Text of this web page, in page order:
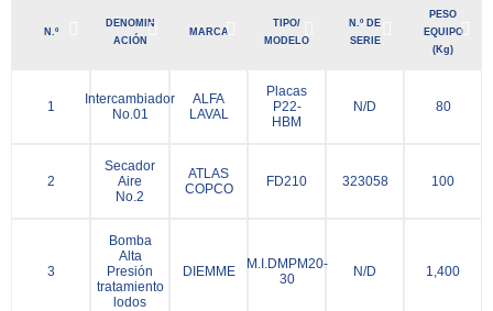
N.º
DENOMIN
ACIÓN
MARCA
TIPO/
MODELO
N.º DE
SERIE
PESO
EQUIPO
(Kg)
1
Intercambiador
No.01
ALFA
LAVAL
Placas
P22-
HBM
N/D 80
2
Secador
Aire
No.2
ATLAS
COPCO
FD210 323058 100
3
Bomba
Alta
Presión
tratamiento
lodos
DIEMME
M.I.DMPM20-
30
N/D 1,400